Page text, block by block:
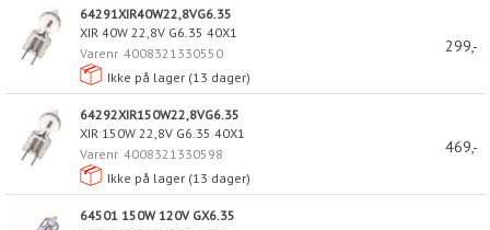
64291XIR40W22,8VG6.35
XIR 40W 22,8V G6.35 40X1
Varenr 4008321330550
Ikke på lager (13 dager)
299,-
64292XIR150W22,8VG6.35
XIR 150W 22,8V G6.35 40X1
Varenr 4008321330598
Ikke på lager (13 dager)
469,-
64501 150W 120V GX6.35